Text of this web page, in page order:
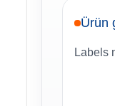
Ürün
Labels